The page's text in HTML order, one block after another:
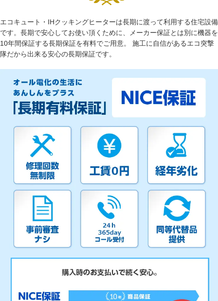
エコキュート・IHクッキングヒーターは長期に渡って利用する住宅設備
です。長期で安心してお使い頂くために、メーカー保証とは別に機器を
10年間保証する長期保証を有料でご用意。 施工に自信があるエコ突撃
隊だから出来る安心の長期保証です。